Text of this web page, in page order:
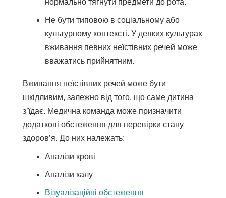
Не бути типовою в соціальному або
культурному контексті. У деяких культурах
вживання певних неїстівних речей може
вважатись прийнятним.
Вживання неїстівних речей може бути
шкідливим, залежно від того, що саме дитина
з’їдає. Медична команда може призначити
додаткові обстеження для перевірки стану
здоров’я. До них належать:
Аналізи крові
Аналізи калу
Візуалізаційні обстеження